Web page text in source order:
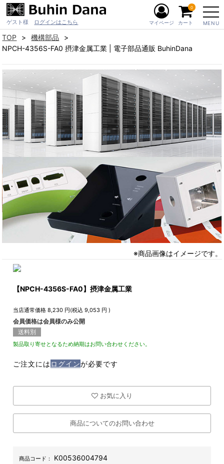
ゲスト様 ログインはこちら MENU
マイページ カート
0
TOP
機構部品
NPCH-4356S-FA0 摂津金属工業 | 電子部品通販 BuhinDana
※商品画像はイメージです。
【NPCH-4356S-FA0】摂津金属工業
当店通常価格 8,230 円(税込9,053 円 )
会員価格は会員様のみ公開
送料別
製品取り寄せとなるため納期はお問い合わせください。
ご注文には ログインが必要です
お気に入り
商品についてのお問い合わせ
商品コード： K00536004794